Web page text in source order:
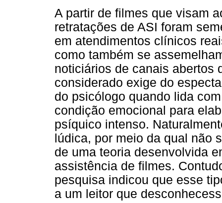
A partir de filmes que visam
retratações de ASI foram
em atendimentos clínicos
como também se
noticiários de canais abertos
considerado exige do
do psicólogo quando lida
condição emocional para
psíquico intenso.
lúdica, por meio da qual não
de uma teoria desenvolvida
assistência de filmes.
pesquisa indicou que esse
a um leitor que